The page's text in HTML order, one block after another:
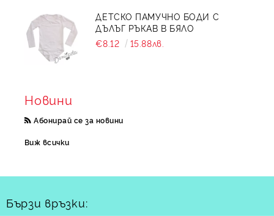
ДЕТСКО ПАМУЧНО БОДИ С
ДЪЛЪГ РЪКАВ В БЯЛО
€8.12
15.88лв.
Новини
Абонирай се за новини
Виж всички
Бързи връзки: